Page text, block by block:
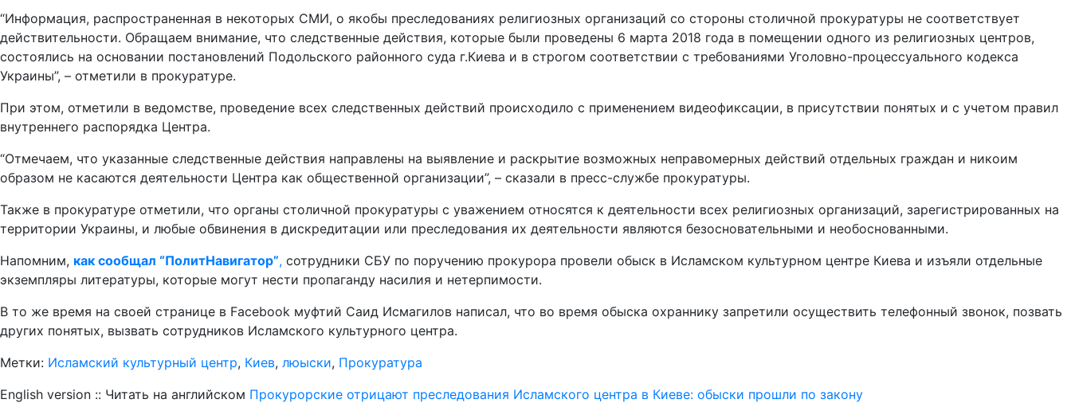
“Информация, распространенная в некоторых СМИ, о якобы преследованиях религиозных организаций со стороны столичной прокуратуры не соответствует
действительности. Обращаем внимание, что следственные действия, которые были проведены 6 марта 2018 года в помещении одного из религиозных центров,
состоялись на основании постановлений Подольского районного суда г.Киева и в строгом соответствии с требованиями Уголовно-процессуального кодекса
Украины”, – отметили в прокуратуре.
При этом, отметили в ведомстве, проведение всех следственных действий происходило с применением видеофиксации, в присутствии понятых и с учетом правил
внутреннего распорядка Центра.
“Отмечаем, что указанные следственные действия направлены на выявление и раскрытие возможных неправомерных действий отдельных граждан и никоим
образом не касаются деятельности Центра как общественной организации”, – сказали в пресс-службе прокуратуры.
Также в прокуратуре отметили, что органы столичной прокуратуры с уважением относятся к деятельности всех религиозных организаций, зарегистрированных на
территории Украины, и любые обвинения в дискредитации или преследования их деятельности являются безосновательными и необоснованными.
Напомним, как сообщал “ПолитНавигатор”, сотрудники СБУ по поручению прокурора провели обыск в Исламском культурном центре Киева и изъяли отдельные
экземпляры литературы, которые могут нести пропаганду насилия и нетерпимости.
В то же время на своей странице в Facebook муфтий Саид Исмагилов написал, что во время обыска охраннику запретили осуществить телефонный звонок, позвать
других понятых, вызвать сотрудников Исламского культурного центра.
Метки: Исламский культурный центр, Киев, люыски, Прокуратура
English version :: Читать на английском Прокурорские отрицают преследования Исламского центра в Киеве: обыски прошли по закону